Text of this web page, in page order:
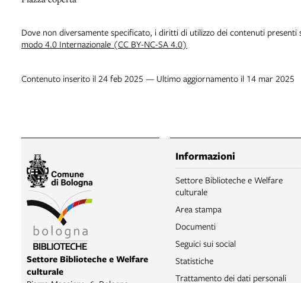
Dove non diversamente specificato, i diritti di utilizzo dei contenuti
modo 4.0 Internazionale (CC BY-NC-SA 4.0)
Contenuto inserito il 24 feb 2025 — Ultimo aggiornamento il 14 mar 2025
Settore Biblioteche e Welfare
culturale
Informazioni
Settore Biblioteche e Welfare
culturale
Area stampa
Documenti
Seguici sui social
Statistiche
Trattamento dei dati personali